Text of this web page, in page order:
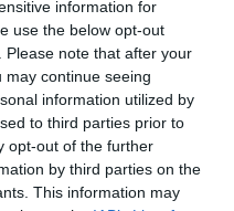
information for
use the below opt-out
note that after your
continue seeing
information utilized by
to third parties prior to
opt-out of the further
by third parties on the
This information may
!
participezà son
!